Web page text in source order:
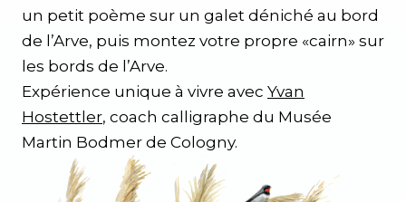
un petit poème sur un galet déniché au bord
de l’Arve, puis montez votre propre «cairn» sur
les bords de l’Arve.
Expérience unique à vivre avec Yvan
Hostettler, coach calligraphe du Musée
Martin Bodmer de Cologny.